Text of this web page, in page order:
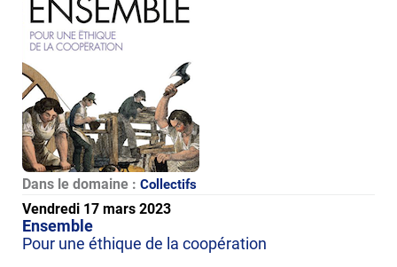
Dans le domaine : Collectifs
Vendredi 17 mars 2023
Ensemble
Pour une éthique de la coopération